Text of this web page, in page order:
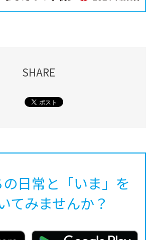
SHARE
日常と「いま」を
てみませんか？